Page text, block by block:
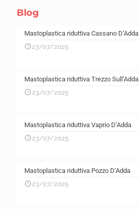
Blog
Mastoplastica riduttiva Cassano D’Adda
23/07/2025
Mastoplastica riduttiva Trezzo Sull’Adda
23/07/2025
Mastoplastica riduttiva Vaprio D’Adda
23/07/2025
Mastoplastica riduttiva Pozzo D’Adda
23/07/2025